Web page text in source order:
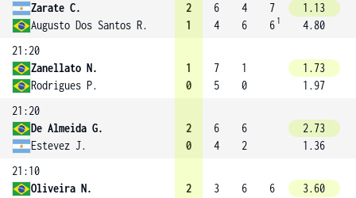
Zarate C.
Augusto Dos Santos R.
2
1
6
4
4
6
7
6 1
1.13
4.80
21:20
Zanellato N.
Rodrigues P.
1
0
7
5
1
0
1.73
1.97
21:20
De Almeida G.
Estevez J.
2
0
6
4
6
2
2.73
1.36
21:10
Oliveira N.
2
3
6
6
3.60